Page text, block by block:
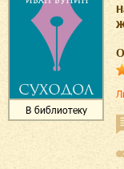
В библиотеку